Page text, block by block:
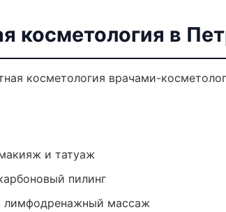
косметология в
косметология врачами-
и татуаж
пилинг
лимфодренажный массаж